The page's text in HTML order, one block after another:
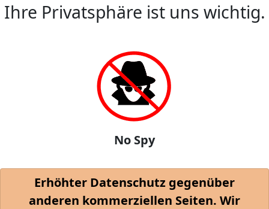
Ihre Privatsphäre ist uns wichtig.
No Spy
Erhöhter Datenschutz gegenüber
anderen kommerziellen Seiten. Wir